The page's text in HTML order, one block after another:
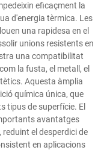
eficaçment la
d'energia tèrmica. Les
una rapidesa en el
unions resistents en
una compatibilitat
la fusta, el metall, el
Aquesta àmplia
química única, que
tipus de superfície. El
avantatges
el desperdici de
en aplicacions